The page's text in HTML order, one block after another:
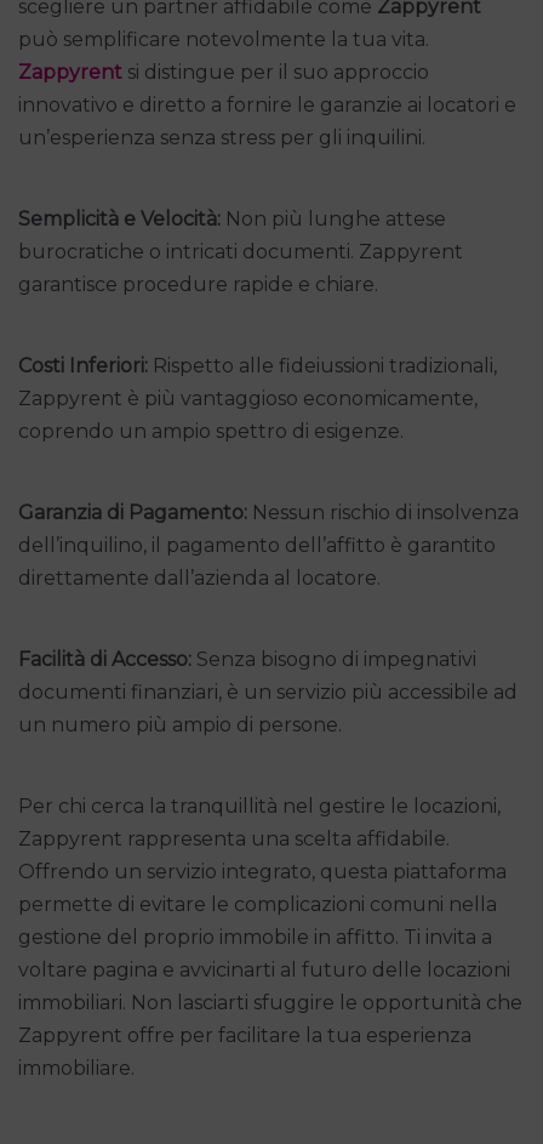
scegliere un partner affidabile come Zappyrent
può semplificare notevolmente la tua vita.
Zappyrent si distingue per il suo approccio
innovativo e diretto a fornire le garanzie ai locatori e
un’esperienza senza stress per gli inquilini.
Semplicità e Velocità: Non più lunghe attese
burocratiche o intricati documenti. Zappyrent
garantisce procedure rapide e chiare.
Costi Inferiori: Rispetto alle fideiussioni tradizionali,
Zappyrent è più vantaggioso economicamente,
coprendo un ampio spettro di esigenze.
Garanzia di Pagamento: Nessun rischio di insolvenza
dell’inquilino, il pagamento dell’affitto è garantito
direttamente dall’azienda al locatore.
Facilità di Accesso: Senza bisogno di impegnativi
documenti finanziari, è un servizio più accessibile ad
un numero più ampio di persone.
Per chi cerca la tranquillità nel gestire le locazioni,
Zappyrent rappresenta una scelta affidabile.
Offrendo un servizio integrato, questa piattaforma
permette di evitare le complicazioni comuni nella
gestione del proprio immobile in affitto. Ti invita a
voltare pagina e avvicinarti al futuro delle locazioni
immobiliari. Non lasciarti sfuggire le opportunità che
Zappyrent offre per facilitare la tua esperienza
immobiliare.